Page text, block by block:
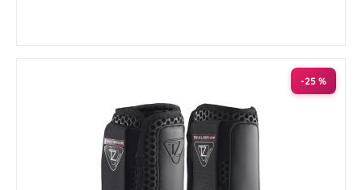
-25 %